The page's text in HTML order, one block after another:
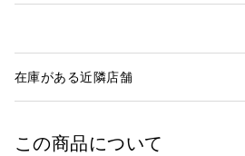
在庫がある近隣店舗
この商品について